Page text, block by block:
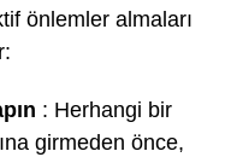
önlemler almaları
: Herhangi bir
girmeden önce,